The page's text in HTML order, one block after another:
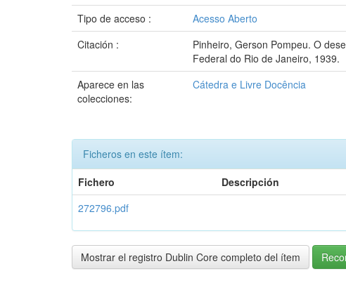
Tipo de acceso :
Acesso Aberto
Citación :
Pinheiro, Gerson Pompeu. O
Federal do Rio de Janeiro, 1939.
Aparece en las
colecciones:
Cátedra e Livre Docência
Ficheros en este ítem:
Fichero
Descripción
272796.pdf
Mostrar el registro Dublin Core completo del ítem